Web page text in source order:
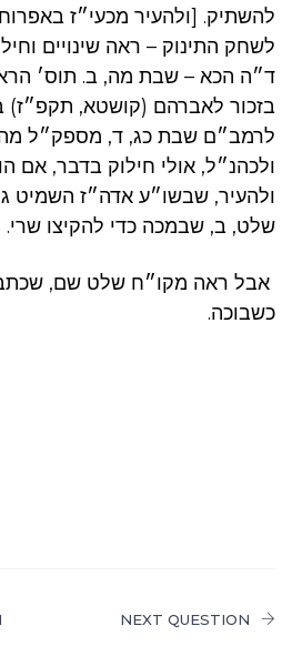
להשתיק. [ולהעיר מכעי״ז
לשחק התינוק – ראה שינויים
ד״ה הכא – שבת מה, ב. תוס׳
בזכור לאברהם (קושטא, תקפ״ז)
לרמב״ם שבת כג, ד, מספק״ל מה
ולכהנ״ל, אולי חילוק בדבר, אם
ולהעיר, שבשו״ע אדה״ז
שלט, ב, שבמכה כדי להקיצו שרי.
אבל ראה מקו״ח שלט שם,
כשבוכה.
NEXT QUESTION